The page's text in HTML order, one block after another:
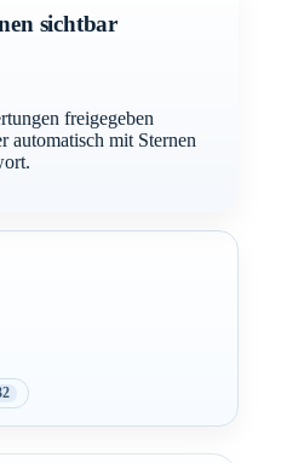
sichtbar
freigegeben
automatisch mit Sternen